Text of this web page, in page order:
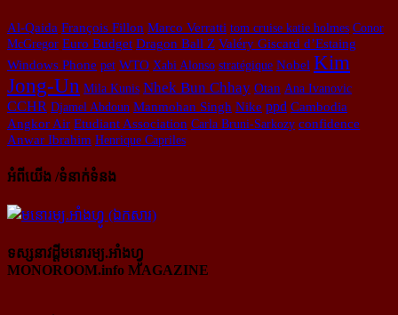
Al-Qaida François Fillon Marco Verratti tom cruise katie holmes Conor
McGregor Euro Budget Dragon Ball Z Valéry Giscard d’Estaing​
Windows Phone pet WTO Xabi Alonso stratégique Nobel Kim
Jong-Un Mila Kunis Nhek Bun Chhay Otan Ana Ivanovic
CCHR Djamel Abdoun Manmohan Singh Nike ppd Cambodia
Angkor Air Etudiant Association Carla Bruni-Sarkozy confidence
Anwar Ibrahim Henrique Capriles
អំពីយើង /ទំនាក់ទំនង
ទស្សនាវដ្ដីមនោរម្យ.អាំងហ្វូ
MONOROOM.info MAGAZINE